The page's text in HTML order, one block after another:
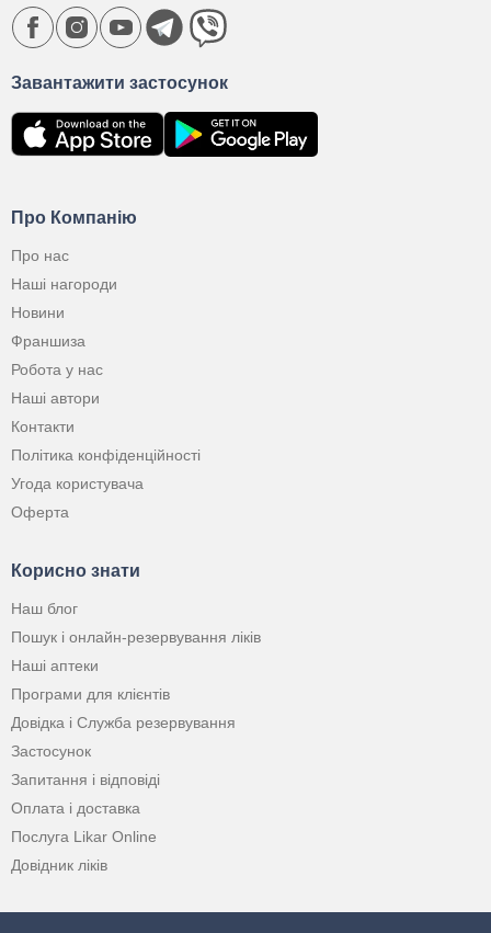
Про Компанію
Про нас
Наші нагороди
Новини
Франшиза
Робота у нас
Наші автори
Контакти
Політика конфіденційності
Угода користувача
Оферта
Корисно знати
Наш блог
Пошук і онлайн-резервування ліків
Наші аптеки
Програми для клієнтів
Довідка і Служба резервування
Застосунок
Запитання і відповіді
Оплата і доставка
Послуга Likar Online
Довідник ліків
Завантажити застосунок